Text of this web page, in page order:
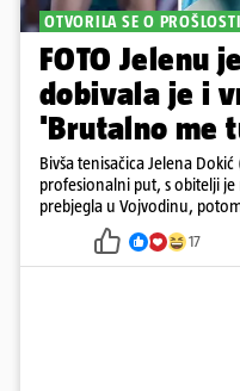
OTVORILA SE O PROŠLOSTI
FOTO Jelenu
dobivala je i
'Brutalno me
Bivša tenisačica Jelena
profesionalni put, s obitelji je
prebjegla u Vojvodinu,
17